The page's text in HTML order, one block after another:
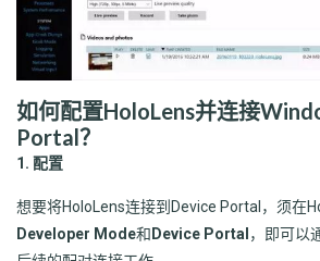
如何配置HoloLens并连接
Portal？
1. 配置
想要将HoloLens连接到Device Portal，须在
Developer Mode和Device Portal，即可以